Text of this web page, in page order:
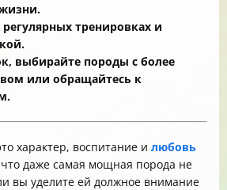
тренировках и
выбирайте породы с более
или обращайтесь к
характер, воспитание и любовь
даже самая мощная порода не
вы уделите ей должное внимание